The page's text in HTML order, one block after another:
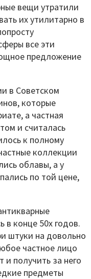
вещи утратили
их утилитарно в
все эти
предложение
в Советском
которые
а частная
и считалась
к полному
коллекции
облавы, а у
по той цене,
в конце 50х годов.
штуки на довольно
частное лицо
и получить за него
предметы